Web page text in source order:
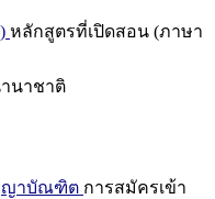
หลักสูตรที่เปิดสอน (ภาษา
นาชาติ
ญาบัณฑิต การสมัครเข้า